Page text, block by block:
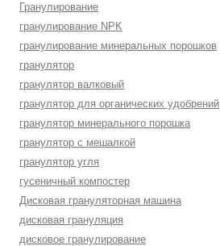
Гранулирование
гранулирование NPK
гранулирование минеральных порошков
гранулятор
гранулятор валковый
гранулятор для органических удобрений
гранулятор минерального порошка
гранулятор с мешалкой
гранулятор угля
гусеничный компостер
Дисковая грануляторная машина
дисковая грануляция
дисковое гранулирование